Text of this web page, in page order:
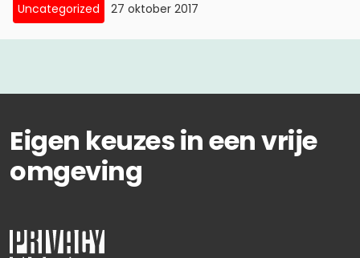
3 februari, 2011
29 november, 2010
Pleitnota van Privacy First
Uncategorized 27 oktober 2017
Eigen keuzes in een vrije
omgeving